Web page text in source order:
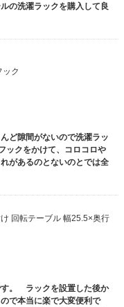
の洗濯ラックを購入して良
ック
ど隙間がないので洗濯ラッ
ックをかけて、コロコロや
があるのとないのとでは全
回転テーブル 幅25.5×奥行
す。 ラックを設置した後か
で本当に楽で大変便利で